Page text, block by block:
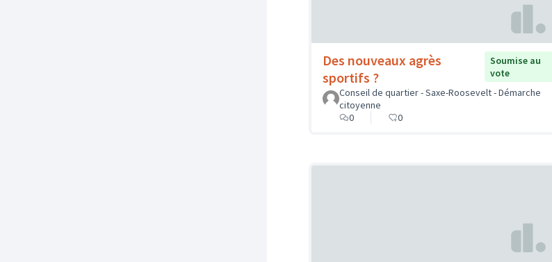
Des nouveaux agrès
sportifs ?
Soumise au
vote
Conseil de quartier - Saxe-Roosevelt - Démarche
citoyenne
0
0